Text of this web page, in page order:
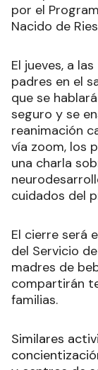
por el
Nacido de
El jueves, a
padres en el
que se
seguro y se
reanimación
vía zoom, los
una charla
cuidados del
El cierre será
del Servicio
madres de
compartirán
familias.
Similares